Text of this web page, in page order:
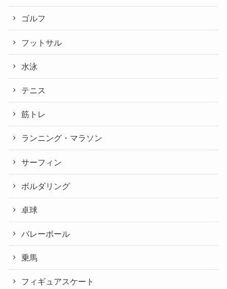
ゴルフ
フットサル
水泳
テニス
筋トレ
ランニング・マラソン
サーフィン
ボルダリング
卓球
バレーボール
乗馬
フィギュアスケート